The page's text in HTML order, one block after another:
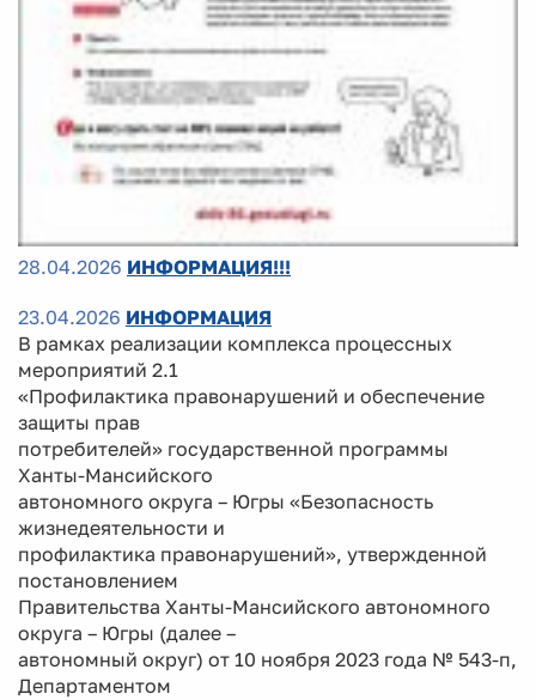
28.04.2026 ИНФОРМАЦИЯ!!!
23.04.2026 ИНФОРМАЦИЯ
В рамках реализации комплекса процессных
мероприятий 2.1
«Профилактика правонарушений и обеспечение
защиты прав
потребителей» государственной программы
Ханты-Мансийского
автономного округа – Югры «Безопасность
жизнедеятельности и
профилактика правонарушений», утвержденной
постановлением
Правительства Ханты-Мансийского автономного
округа – Югры (далее –
автономный округ) от 10 ноября 2023 года № 543-п,
Департаментом